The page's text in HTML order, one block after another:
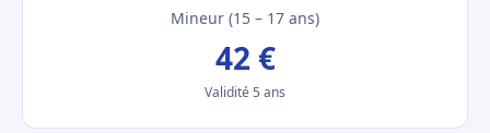
Mineur (15 – 17 ans)
42 €
Validité 5 ans